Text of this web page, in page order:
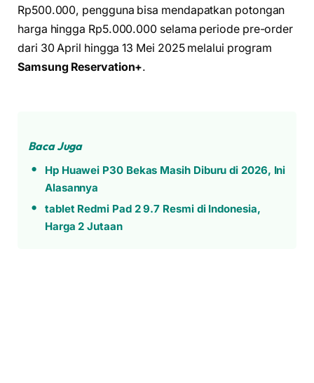
Rp500.000, pengguna bisa mendapatkan potongan
harga hingga Rp5.000.000 selama periode pre-order
dari 30 April hingga 13 Mei 2025 melalui program
Samsung Reservation+.
Baca Juga
Hp Huawei P30 Bekas Masih Diburu di 2026, Ini
Alasannya
tablet Redmi Pad 2 9.7 Resmi di Indonesia,
Harga 2 Jutaan